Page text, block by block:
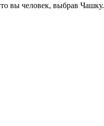
вы человек, выбрав Чашку.